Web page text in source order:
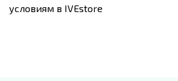
условиям в IVEstore